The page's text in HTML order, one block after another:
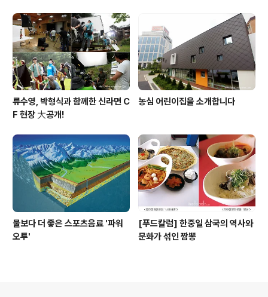
류수영, 박형식과 함께한 신라면 C
F 현장 大공개!
농심 어린이집을 소개합니다
물보다 더 좋은 스포츠음료 '파워
오투'
[푸드칼럼] 한중일 삼국의 역사와
문화가 섞인 짬뽕